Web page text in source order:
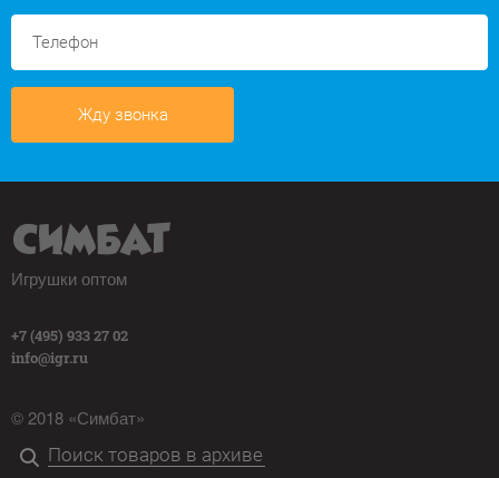
Жду звонка
Игрушки оптом
+7 (495) 933 27 02
info@igr.ru
© 2018 «Симбат»